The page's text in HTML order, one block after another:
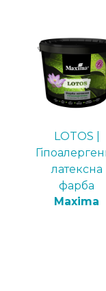
LOTOS |
латексна
фарба
Maxima